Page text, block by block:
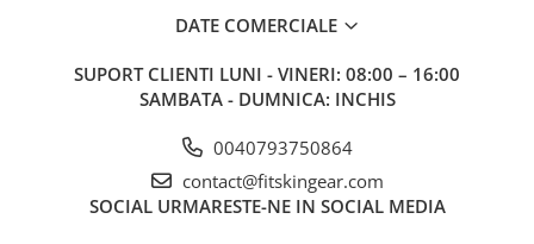
DATE COMERCIALE
SUPORT CLIENTI LUNI - VINERI: 08:00 – 16:00
SAMBATA - DUMNICA: INCHIS
0040793750864
contact@fitskingear.com
SOCIAL URMARESTE-NE IN SOCIAL MEDIA